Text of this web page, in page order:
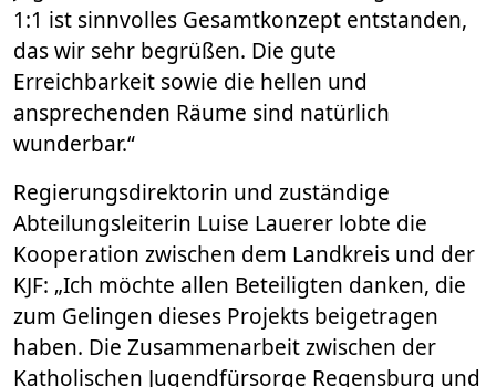
1:1 ist sinnvolles Gesamtkonzept entstanden,
das wir sehr begrüßen. Die gute
Erreichbarkeit sowie die hellen und
ansprechenden Räume sind natürlich
wunderbar.“
Regierungsdirektorin und zuständige
Abteilungsleiterin Luise Lauerer lobte die
Kooperation zwischen dem Landkreis und der
KJF: „Ich möchte allen Beteiligten danken, die
zum Gelingen dieses Projekts beigetragen
haben. Die Zusammenarbeit zwischen der
Katholischen Jugendfürsorge Regensburg und